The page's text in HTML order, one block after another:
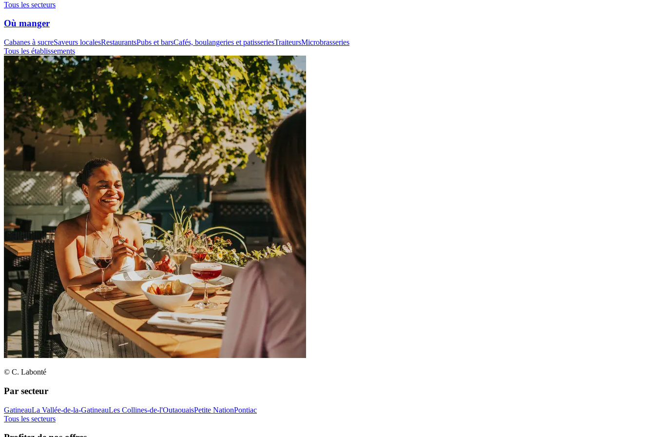
Tous les secteurs
Où manger
Cabanes à sucreSaveurs localesRestaurantsPubs et barsCafés, boulangeries et patisseriesTraiteursMicrobrasseries
Tous les établissements
© C. Labonté
Par secteur
GatineauLa Vallée-de-la-GatineauLes Collines-de-l'OutaouaisPetite NationPontiac
Tous les secteurs